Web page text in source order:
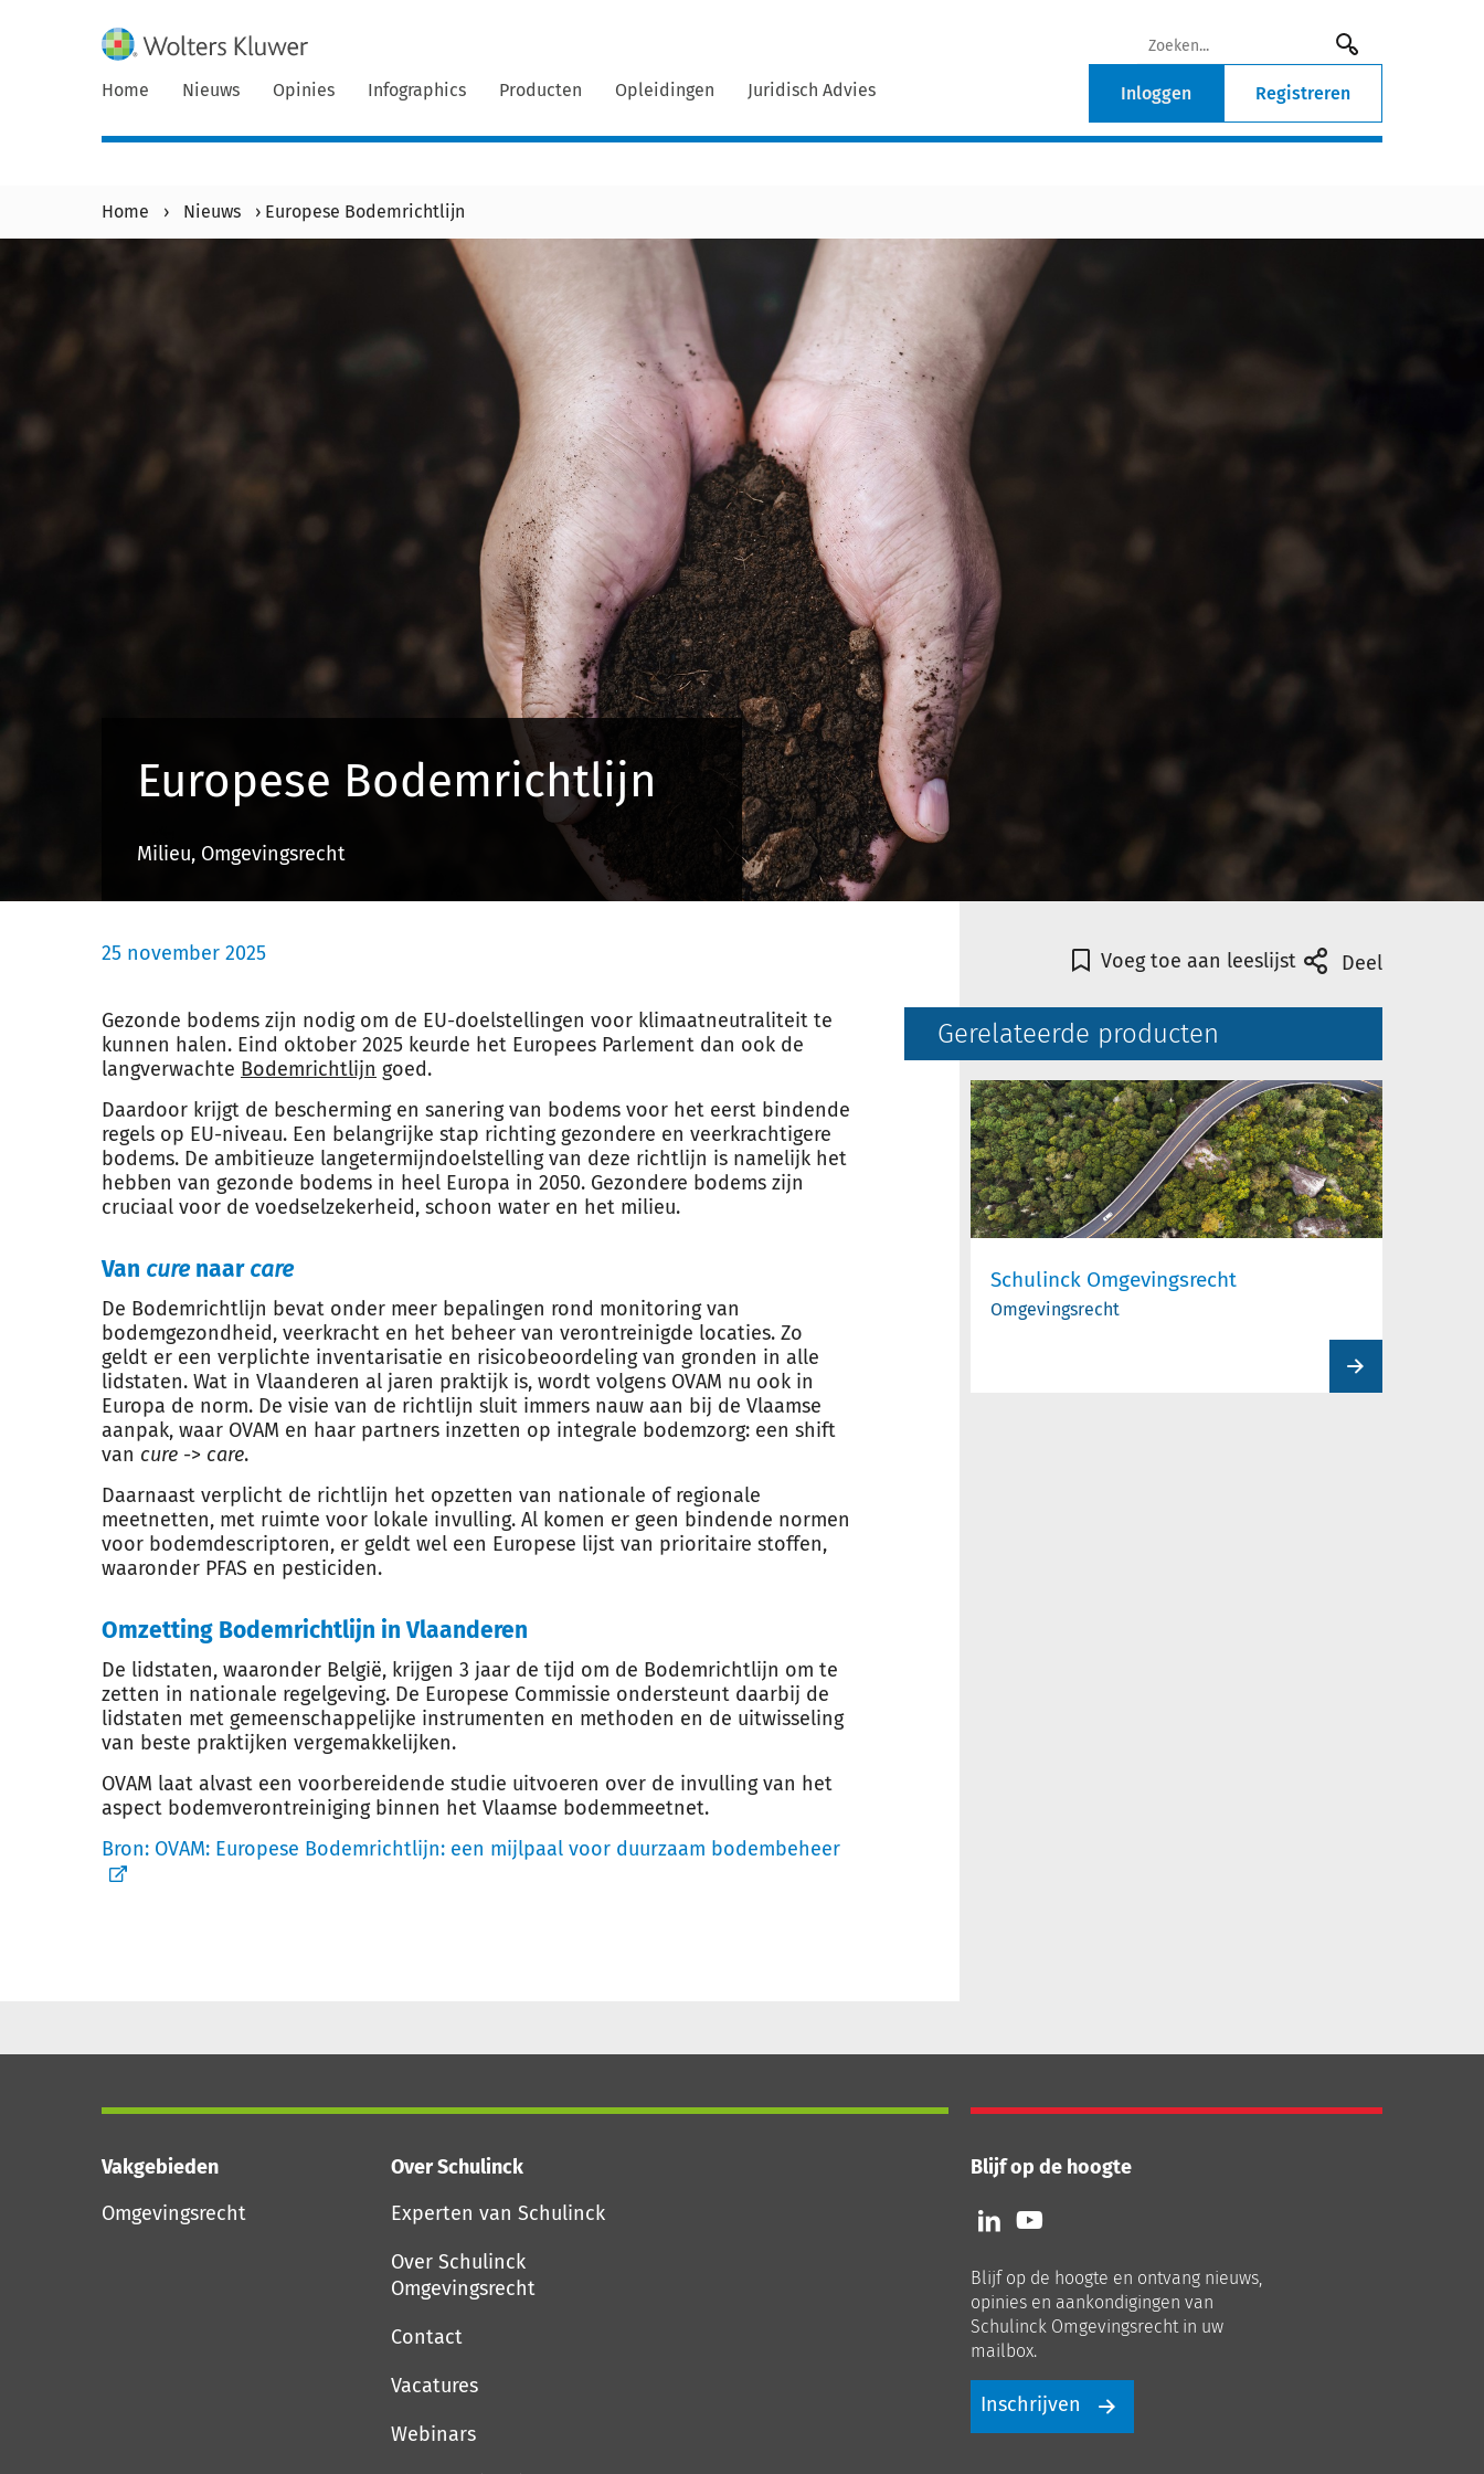
Home Nieuws Opinies Infographics Producten Opleidingen Juridisch Advies Inloggen Registreren
Home › Nieuws › Europese Bodemrichtlijn
Europese Bodemrichtlijn
Milieu, Omgevingsrecht
25 november 2025
Gezonde bodems zijn nodig om de EU-doelstellingen voor klimaatneutraliteit te
kunnen halen. Eind oktober 2025 keurde het Europees Parlement dan ook de
langverwachte Bodemrichtlijn goed.
Daardoor krijgt de bescherming en sanering van bodems voor het eerst bindende
regels op EU-niveau. Een belangrijke stap richting gezondere en veerkrachtigere
bodems. De ambitieuze langetermijndoelstelling van deze richtlijn is namelijk het
hebben van gezonde bodems in heel Europa in 2050. Gezondere bodems zijn
cruciaal voor de voedselzekerheid, schoon water en het milieu.
Van curenaarcare
De Bodemrichtlijn bevat onder meer bepalingen rond monitoring van
bodemgezondheid, veerkracht en het beheer van verontreinigde locaties. Zo
geldt er een verplichte inventarisatie en risicobeoordeling van gronden in alle
lidstaten. Wat in Vlaanderen al jaren praktijk is, wordt volgens OVAM nu ook in
Europa de norm. De visie van de richtlijn sluit immers nauw aan bij de Vlaamse
aanpak, waar OVAM en haar partners inzetten op integrale bodemzorg: een shift
van cure -> care.
Daarnaast verplicht de richtlijn het opzetten van nationale of regionale
meetnetten, met ruimte voor lokale invulling. Al komen er geen bindende normen
voor bodemdescriptoren, er geldt wel een Europese lijst van prioritaire stoffen,
waaronder PFAS en pesticiden.
Omzetting Bodemrichtlijn in Vlaanderen
De lidstaten, waaronder België, krijgen 3 jaar de tijd om de Bodemrichtlijn om te
zetten in nationale regelgeving. De Europese Commissie ondersteunt daarbij de
lidstaten met gemeenschappelijke instrumenten en methoden en de uitwisseling
van beste praktijken vergemakkelijken.
OVAM laat alvast een voorbereidende studie uitvoeren over de invulling van het
aspect bodemverontreiniging binnen het Vlaamse bodemmeetnet.
Bron: OVAM: Europese Bodemrichtlijn: een mijlpaal voor duurzaam bodembeheer
Voeg toe aan leeslijst Deel
Gerelateerde producten
Schulinck Omgevingsrecht
Omgevingsrecht
product
Vakgebieden
Omgevingsrecht
Over Schulinck
Experten van Schulinck
Over Schulinck
Omgevingsrecht
Contact
Vacatures
Webinars
Blijf op de hoogte
Volg
ons
LinkedIn
Volg
ons
Youtube
Blijf op de hoogte en ontvang nieuws,
opinies en aankondigingen van
Schulinck Omgevingsrecht in uw
mailbox.
Inschrijven